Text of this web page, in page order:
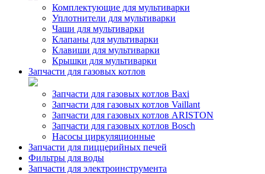
Комплектующие для мультиварки
Уплотнители для мультиварки
Чаши для мультиварки
Клапаны для мультиварки
Клавиши для мультиварки
Крышки для мультиварки
Запчасти для газовых котлов
Запчасти для газовых котлов Baxi
Запчасти для газовых котлов Vaillant
Запчасти для газовых котлов ARISTON
Запчасти для газовых котлов Bosch
Насосы циркуляционные
Запчасти для пиццерийных печей
Фильтры для воды
Запчасти для электроинструмента